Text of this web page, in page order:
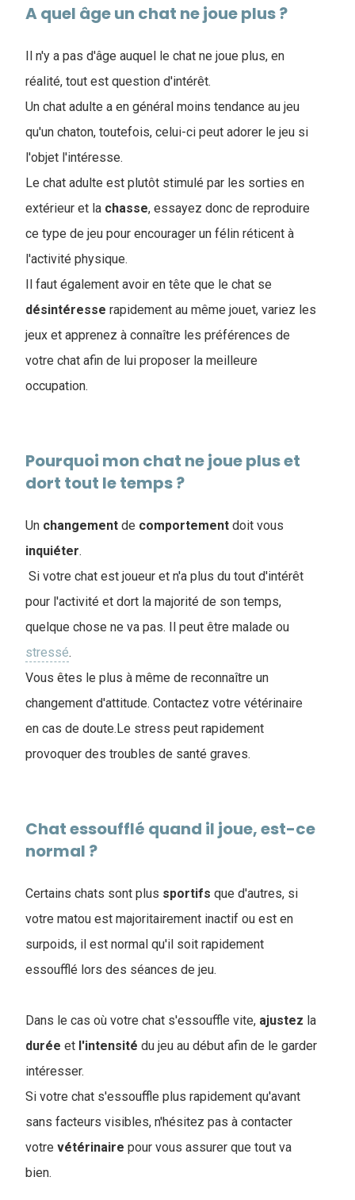
A quel âge un chat ne joue plus ?
Il n'y a pas d'âge auquel le chat ne joue plus, en
réalité, tout est question d'intérêt.
Un chat adulte a en général moins tendance au jeu
qu'un chaton, toutefois, celui-ci peut adorer le jeu si
l'objet l'intéresse.
Le chat adulte est plutôt stimulé par les sorties en
extérieur et la chasse, essayez donc de reproduire
ce type de jeu pour encourager un félin réticent à
l'activité physique.
Il faut également avoir en tête que le chat se
désintéresse rapidement au même jouet, variez les
jeux et apprenez à connaître les préférences de
votre chat afin de lui proposer la meilleure
occupation.
Pourquoi mon chat ne joue plus et
dort tout le temps ?
Un changement de comportement doit vous
inquiéter.
Si votre chat est joueur et n'a plus du tout d'intérêt
pour l'activité et dort la majorité de son temps,
quelque chose ne va pas. Il peut être malade ou
stressé.
Vous êtes le plus à même de reconnaître un
changement d'attitude. Contactez votre vétérinaire
en cas de doute.Le stress peut rapidement
provoquer des troubles de santé graves.
Chat essoufflé quand il joue, est-ce
normal ?
Certains chats sont plus sportifs que d'autres, si
votre matou est majoritairement inactif ou est en
surpoids, il est normal qu'il soit rapidement
essoufflé lors des séances de jeu.
Dans le cas où votre chat s'essouffle vite, ajustez la
durée et l'intensité du jeu au début afin de le garder
intéresser.
Si votre chat s'essouffle plus rapidement qu'avant
sans facteurs visibles, n'hésitez pas à contacter
votre vétérinaire pour vous assurer que tout va
bien.